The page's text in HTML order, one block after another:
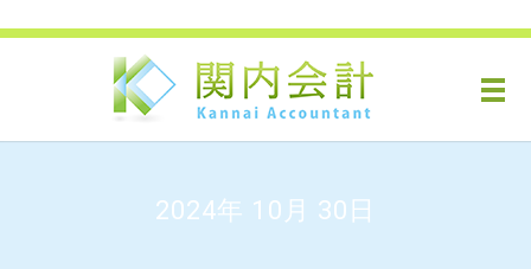
メ
2024年 10月 30日